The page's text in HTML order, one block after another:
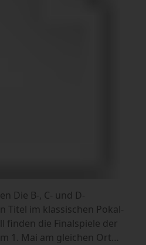
Die B-, C- und D-
Titel im klassischen Pokal-
finden die Finalspiele der
1. Mai am gleichen Ort…